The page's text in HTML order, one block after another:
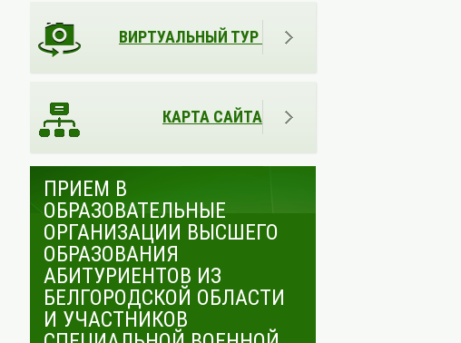
ВИРТУАЛЬНЫЙ ТУР
КАРТА САЙТА
ПРИЕМ В
ОБРАЗОВАТЕЛЬНЫЕ
ОРГАНИЗАЦИИ ВЫСШЕГО
ОБРАЗОВАНИЯ
АБИТУРИЕНТОВ ИЗ
БЕЛГОРОДСКОЙ ОБЛАСТИ
И УЧАСТНИКОВ